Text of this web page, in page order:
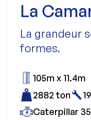
La
La grandeur
formes.
105m x 11.4m
2882 ton
Caterpillar